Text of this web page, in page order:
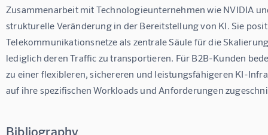
Zusammenarbeit mit Technologieunternehmen wie NVIDIA
strukturelle Veränderung in der Bereitstellung von KI. Sie
Telekommunikationsnetze als zentrale Säule für die
lediglich deren Traffic zu transportieren. Für B2B-Kunden
zu einer flexibleren, sichereren und leistungsfähigeren KI-
auf ihre spezifischen Workloads und Anforderungen
Bibliography